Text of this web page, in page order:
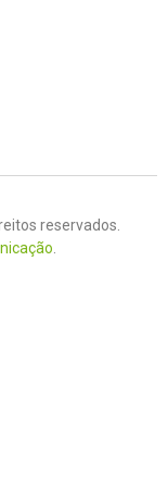
reservados.